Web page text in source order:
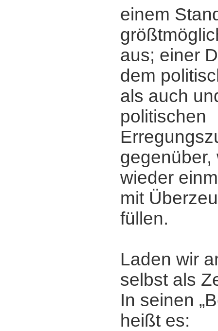
einem
aus; einer
dem
als auch
politischen
gegenüber,
wieder
mit
füllen.
Laden wir
selbst als
In seinen
heißt es: